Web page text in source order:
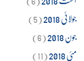
جولائی 2018
(5)
جون 2018
(6)
مئی 2018
(11)